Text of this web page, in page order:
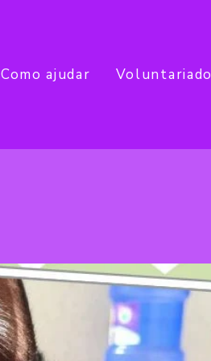
Como ajudar Voluntariado